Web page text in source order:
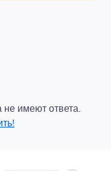
не имеют ответа.